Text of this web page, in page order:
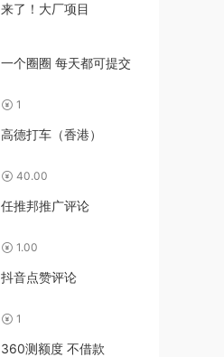
来了！大厂项目
一个圈圈 每天都可提交
1
高德打车（香港）
40.00
任推邦推广评论
1.00
抖音点赞评论
1
360测额度 不借款